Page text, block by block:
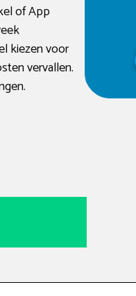
of App
kiezen voor
vervallen.